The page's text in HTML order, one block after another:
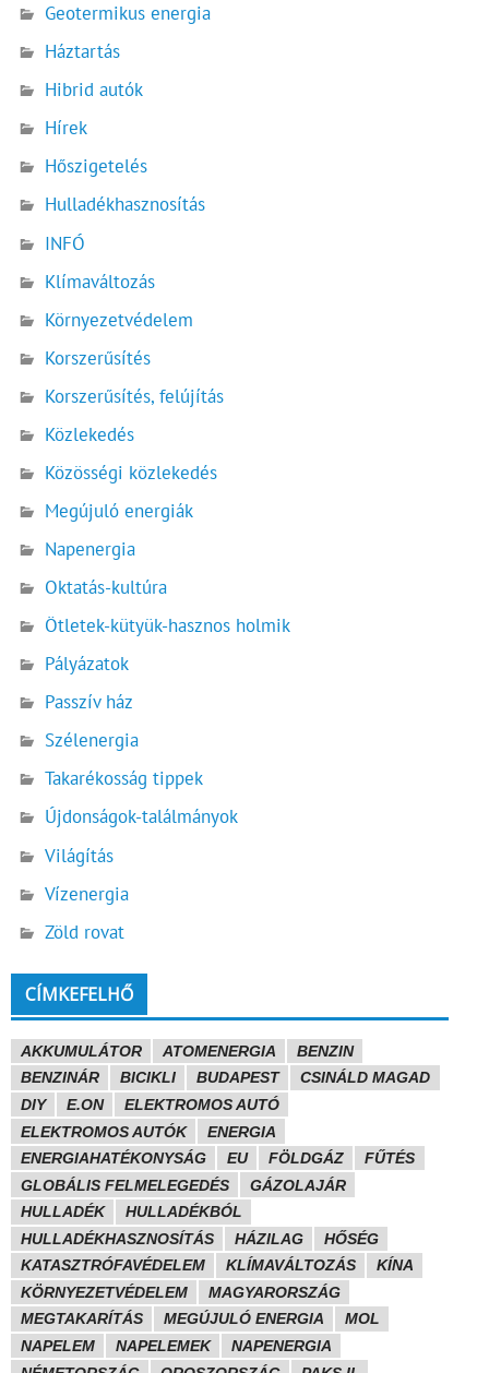
Geotermikus energia
Háztartás
Hibrid autók
Hírek
Hőszigetelés
Hulladékhasznosítás
INFÓ
Klímaváltozás
Környezetvédelem
Korszerűsítés
Korszerűsítés, felújítás
Közlekedés
Közösségi közlekedés
Megújuló energiák
Napenergia
Oktatás-kultúra
Ötletek-kütyük-hasznos holmik
Pályázatok
Passzív ház
Szélenergia
Takarékosság tippek
Újdonságok-találmányok
Világítás
Vízenergia
Zöld rovat
CÍMKEFELHŐ
AKKUMULÁTOR ATOMENERGIA
BENZIN
BENZINÁR
BICIKLI BUDAPEST
CSINÁLD MAGAD
DIY
E.ON
ELEKTROMOS AUTÓ
ELEKTROMOS AUTÓK
ENERGIA
ENERGIAHATÉKONYSÁG
EU FÖLDGÁZ
FŰTÉS
GLOBÁLIS FELMELEGEDÉS
GÁZOLAJÁR
HULLADÉK
HULLADÉKBÓL
HULLADÉKHASZNOSÍTÁS
HÁZILAG
HŐSÉG
KATASZTRÓFAVÉDELEM
KLÍMAVÁLTOZÁS
KÍNA
KÖRNYEZETVÉDELEM
MAGYARORSZÁG
MEGTAKARÍTÁS
MEGÚJULÓ ENERGIA
MOL
NAPELEM
NAPELEMEK
NAPENERGIA